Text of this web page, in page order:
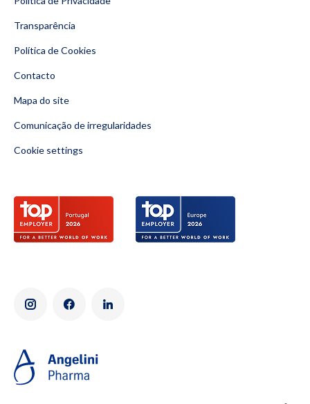
Transparência
Política de Cookies
Contacto
Mapa do site
Comunicação de irregularidades
Cookie settings